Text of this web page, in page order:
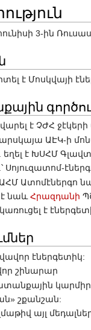
հունիսի 3-ին
է Մոսկվայի
է ՉԺՀ
ԱԷԿ-ի
եղել է ԽՍՀՄ
Սոյուզատոմ-
Ատոմէներգո
է նաևՀրազդանի
կառուցել է
էներգետիկ:
շինարար
կարմիր
շքանշան:
այլ